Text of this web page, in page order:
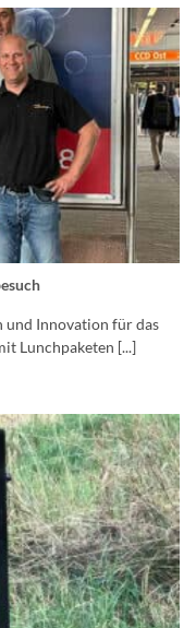
und Innovation für das
Lunchpaketen [...]